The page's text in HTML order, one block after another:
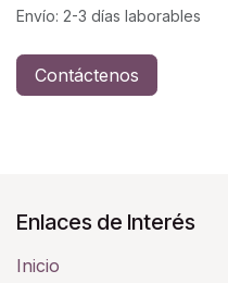
Envío: 2-3 días laborables
Contáctenos
Enlaces de Interés
Inicio